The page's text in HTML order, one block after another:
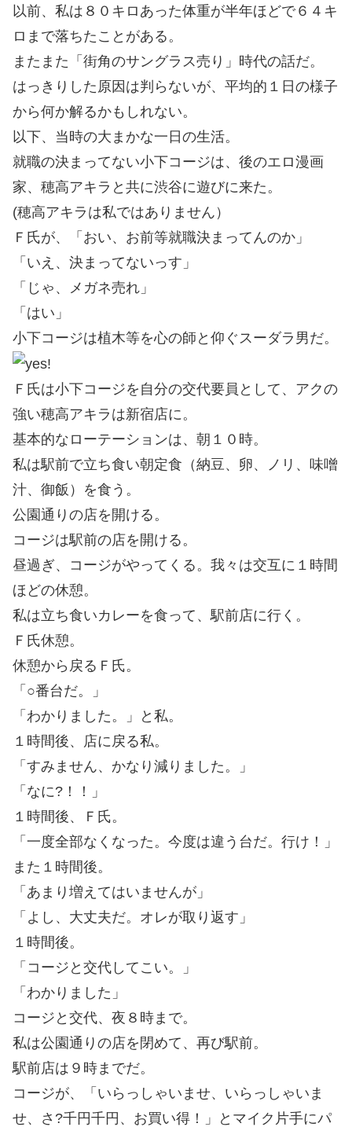
以前、私は８０キロあった体重が半年ほどで６４キ
ロまで落ちたことがある。
またまた「街角のサングラス売り」時代の話だ。
はっきりした原因は判らないが、平均的１日の様子
から何か解るかもしれない。
以下、当時の大まかな一日の生活。
就職の決まってない小下コージは、後のエロ漫画
家、穂高アキラと共に渋谷に遊びに来た。
(穂高アキラは私ではありません）
Ｆ氏が、「おい、お前等就職決まってんのか」
「いえ、決まってないっす」
「じゃ、メガネ売れ」
「はい」
小下コージは植木等を心の師と仰ぐスーダラ男だ。
Ｆ氏は小下コージを自分の交代要員として、アクの
強い穂高アキラは新宿店に。
基本的なローテーションは、朝１０時。
私は駅前で立ち食い朝定食（納豆、卵、ノリ、味噌
汁、御飯）を食う。
公園通りの店を開ける。
コージは駅前の店を開ける。
昼過ぎ、コージがやってくる。我々は交互に１時間
ほどの休憩。
私は立ち食いカレーを食って、駅前店に行く。
Ｆ氏休憩。
休憩から戻るＦ氏。
「○番台だ。」
「わかりました。」と私。
１時間後、店に戻る私。
「すみません、かなり減りました。」
「なに?！！」
１時間後、Ｆ氏。
「一度全部なくなった。今度は違う台だ。行け！」
また１時間後。
「あまり増えてはいませんが」
「よし、大丈夫だ。オレが取り返す」
１時間後。
「コージと交代してこい。」
「わかりました」
コージと交代、夜８時まで。
私は公園通りの店を閉めて、再び駅前。
駅前店は９時までだ。
コージが、「いらっしゃいませ、いらっしゃいま
せ、さ?千円千円、お買い得！」とマイク片手にパ